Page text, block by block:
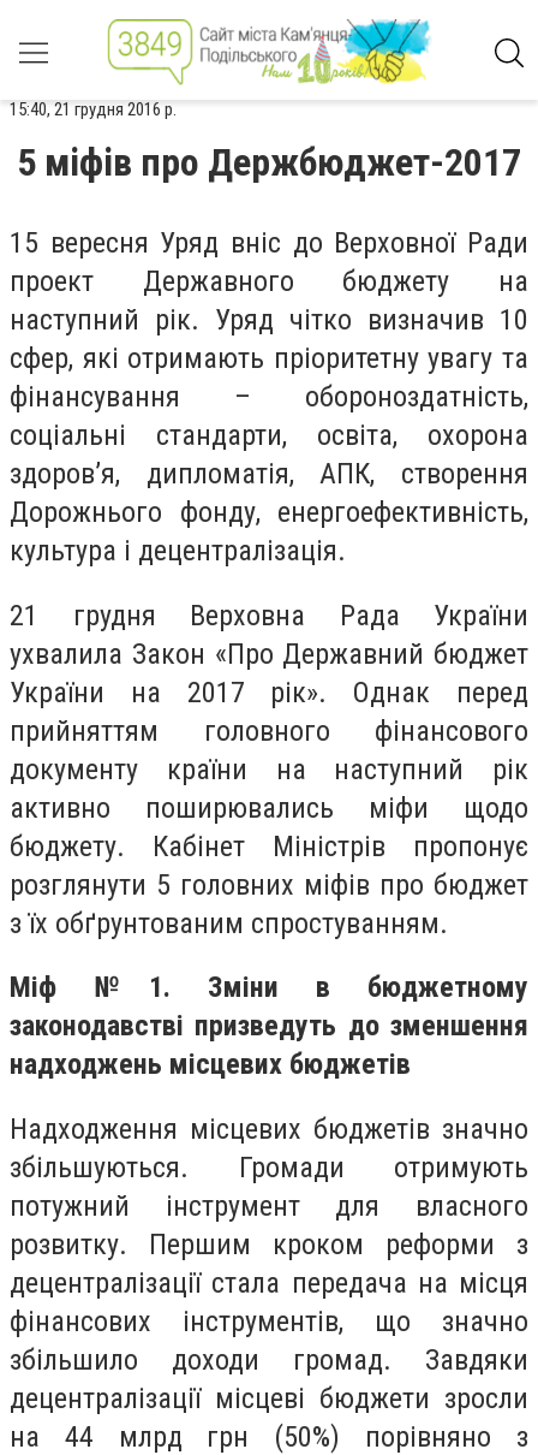
15:40, 21 грудня 2016 р.
5 міфів про Держбюджет-2017
15 вересня Уряд вніс до Верховної Ради
проект Державного бюджету на
наступний рік. Уряд чітко визначив 10
сфер, які отримають пріоритетну увагу та
фінансування – обороноздатність,
соціальні стандарти, освіта, охорона
здоров’я, дипломатія, АПК, створення
Дорожнього фонду, енергоефективність,
культура і децентралізація.
21 грудня Верховна Рада України
ухвалила Закон «Про Державний бюджет
України на 2017 рік». Однак перед
прийняттям головного фінансового
документу країни на наступний рік
активно поширювались міфи щодо
бюджету. Кабінет Міністрів пропонує
розглянути 5 головних міфів про бюджет
з їх обґрунтованим спростуванням.
Міф №1. Зміни в бюджетному
законодавстві призведуть до зменшення
надходжень місцевих бюджетів
Надходження місцевих бюджетів значно
збільшуються. Громади отримують
потужний інструмент для власного
розвитку. Першим кроком реформи з
децентралізації стала передача на місця
фінансових інструментів, що значно
збільшило доходи громад. Завдяки
децентралізації місцеві бюджети зросли
на 44 млрд грн (50%) порівняно з